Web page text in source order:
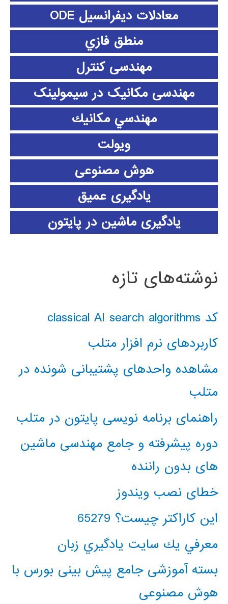
معادلات دیفرانسیل ODE
منطق فازي
مهندسی کنترل
مهندسی مکانیک در سیمولینک
مهندسي مكانيك
ویولت
هوش مصنوعی
یادگیری عمیق
یادگیری ماشین در پایتون
نوشته‌های تازه
کد classical AI search algorithms
کاربردهای نرم افزار متلب
مشاهده واحدهای پشتیبانی شونده در
متلب
راهنمای برنامه نویسی پایتون در متلب
دوره پیشرفته و جامع مهندسی ماشین
های بدون راننده
خطای نصب ویندوز
این کاراکتر چیست؟ 65279
معرفي يك سايت يادگيري زبان
بسته آموزشی جامع پیش بینی بورس با
هوش مصنوعی